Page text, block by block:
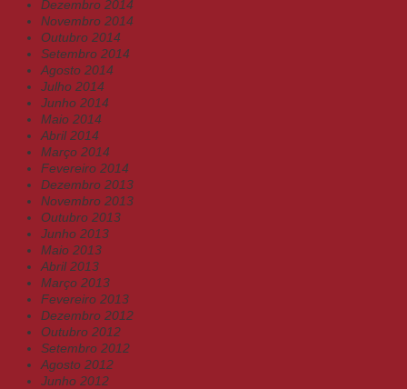
Dezembro 2014
Novembro 2014
Outubro 2014
Setembro 2014
Agosto 2014
Julho 2014
Junho 2014
Maio 2014
Abril 2014
Março 2014
Fevereiro 2014
Dezembro 2013
Novembro 2013
Outubro 2013
Junho 2013
Maio 2013
Abril 2013
Março 2013
Fevereiro 2013
Dezembro 2012
Outubro 2012
Setembro 2012
Agosto 2012
Junho 2012